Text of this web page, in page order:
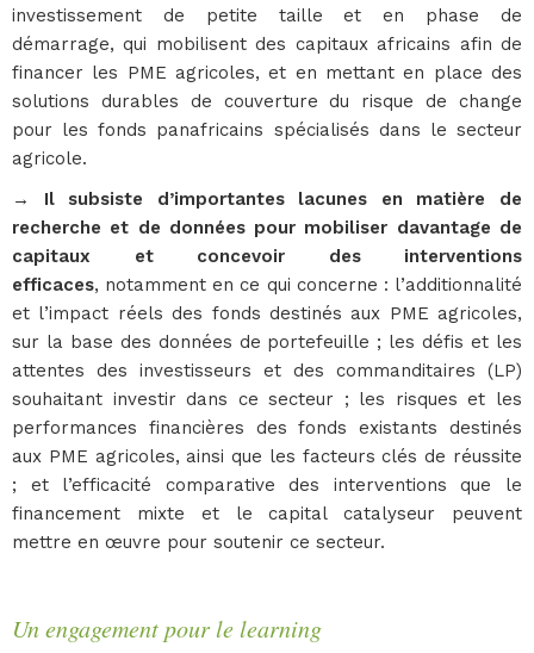
investissement de petite taille et en phase de
démarrage, qui mobilisent des capitaux africains afin de
financer les PME agricoles, et en mettant en place des
solutions durables de couverture du risque de change
pour les fonds panafricains spécialisés dans le secteur
agricole.
→ Il subsiste d’importantes lacunes en matière de
recherche et de données pour mobiliser davantage de
capitaux et concevoir des interventions
efficaces, notamment en ce qui concerne : l’additionnalité
et l’impact réels des fonds destinés aux PME agricoles,
sur la base des données de portefeuille ; les défis et les
attentes des investisseurs et des commanditaires (LP)
souhaitant investir dans ce secteur ; les risques et les
performances financières des fonds existants destinés
aux PME agricoles, ainsi que les facteurs clés de réussite
; et l’efficacité comparative des interventions que le
financement mixte et le capital catalyseur peuvent
mettre en œuvre pour soutenir ce secteur.
Un engagement pour le learning